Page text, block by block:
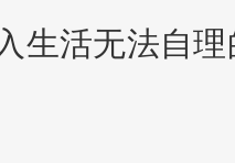
活无法自